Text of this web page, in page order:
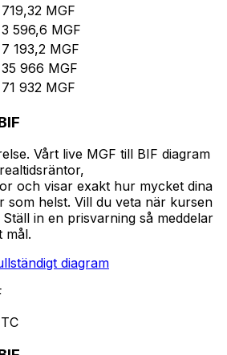
719,32 MGF
3 596,6 MGF
7 193,2 MGF
35 966 MGF
71 932 MGF
Vårt live MGF till BIF diagram
och visar exakt hur mycket dina
som helst. Vill du veta när kursen
in en prisvarning så meddelar
mål.
diagram